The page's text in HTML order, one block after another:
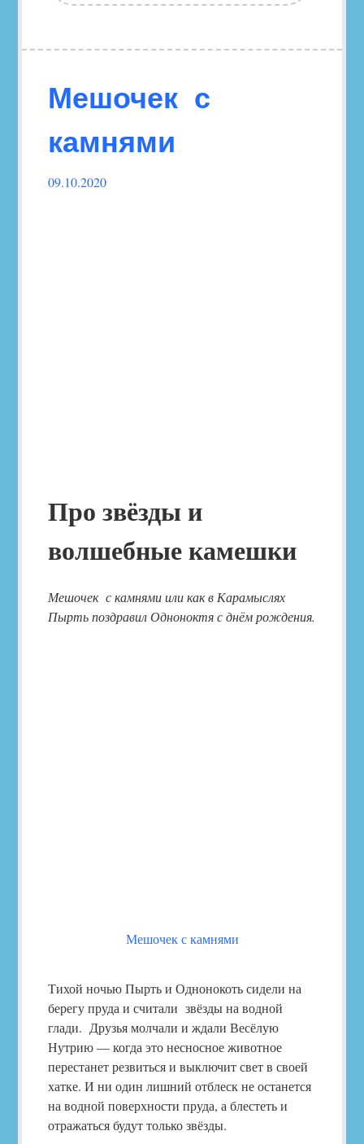
Мешочек с
камнями
09.10.2020
Про звёзды и
волшебные камешки
Мешочек с камнями или как в Карамыслях
Пырть поздравил Одноноктя с днём рождения.
Мешочек с камнями
Тихой ночью Пырть и Однонокоть сидели на
берегу пруда и считали звёзды на водной
глади. Друзья молчали и ждали Весёлую
Нутрию — когда это несносное животное
перестанет резвиться и выключит свет в своей
хатке. И ни один лишний отблеск не останется
на водной поверхности пруда, а блестеть и
отражаться будут только звёзды.